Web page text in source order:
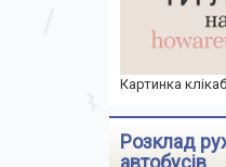
Картинка
Розклад
автобусів